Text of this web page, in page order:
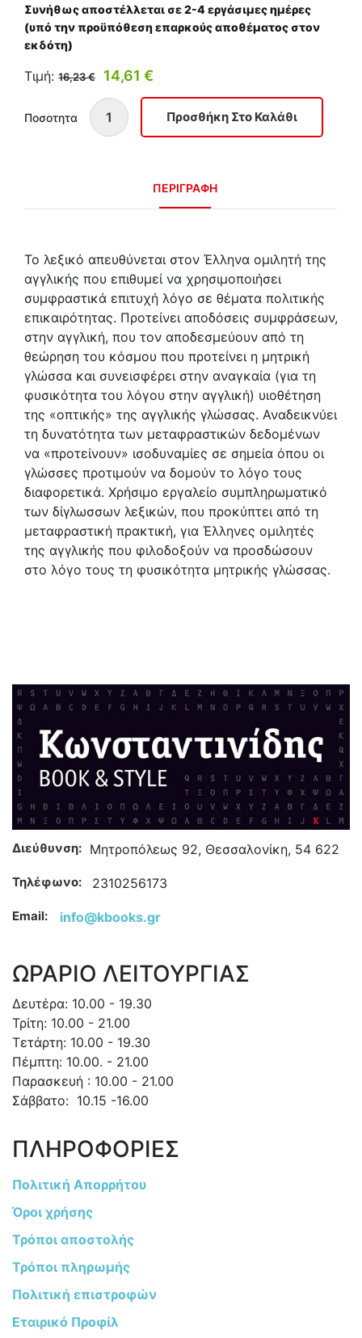
Συνήθως αποστέλλεται σε 2-4 εργάσιμες ημέρες
(υπό την προϋπόθεση επαρκούς αποθέματος στον
εκδότη)
Τιμή: 16,23 € 14,61 €
Ποσοτητα
ΠΕΡΙΓΡΑΦΗ
Το λεξικό απευθύνεται στον Έλληνα ομιλητή της
αγγλικής που επιθυμεί να χρησιμοποιήσει
συμφραστικά επιτυχή λόγο σε θέματα πολιτικής
επικαιρότητας. Προτείνει αποδόσεις συμφράσεων,
στην αγγλική, που τον αποδεσμεύουν από τη
θεώρηση του κόσμου που προτείνει η μητρική
γλώσσα και συνεισφέρει στην αναγκαία (για τη
φυσικότητα του λόγου στην αγγλική) υιοθέτηση
της «οπτικής» της αγγλικής γλώσσας. Αναδεικνύει
τη δυνατότητα των μεταφραστικών δεδομένων
να «προτείνουν» ισοδυναμίες σε σημεία όπου οι
γλώσσες προτιμούν να δομούν το λόγο τους
διαφορετικά. Χρήσιμο εργαλείο συμπληρωματικό
των δίγλωσσων λεξικών, που προκύπτει από τη
μεταφραστική πρακτική, για Έλληνες ομιλητές
της αγγλικής που φιλοδοξούν να προσδώσουν
στο λόγο τους τη φυσικότητα μητρικής γλώσσας.
Διεύθυνση: Μητροπόλεως 92, Θεσσαλονίκη, 54 622
Τηλέφωνο: 2310256173
Email: info@kbooks.gr
ΩΡΑΡΙΟ ΛΕΙΤΟΥΡΓΙΑΣ
Δευτέρα: 10.00 - 19.30
Τρίτη: 10.00 - 21.00
Τετάρτη: 10.00 - 19.30
Πέμπτη: 10.00. - 21.00
Παρασκευή : 10.00 - 21.00
Σάββατο: 10.15 -16.00
ΠΛΗΡΟΦΟΡΙΕΣ
Πολιτική Απορρήτου
Όροι χρήσης
Τρόποι αποστολής
Τρόποι πληρωμής
Πολιτική επιστροφών
Εταιρικό Προφίλ